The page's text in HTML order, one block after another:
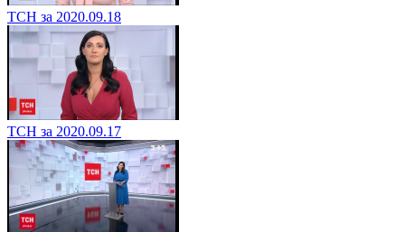
ТСН за 2020.09.18
ТСН за 2020.09.17